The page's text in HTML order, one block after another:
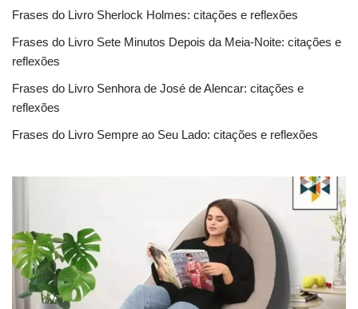
Frases do Livro Sherlock Holmes: citações e reflexões
Frases do Livro Sete Minutos Depois da Meia-Noite: citações e
reflexões
Frases do Livro Senhora de José de Alencar: citações e
reflexões
Frases do Livro Sempre ao Seu Lado: citações e reflexões